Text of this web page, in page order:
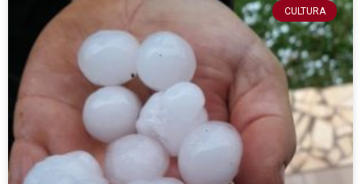
CULTURA